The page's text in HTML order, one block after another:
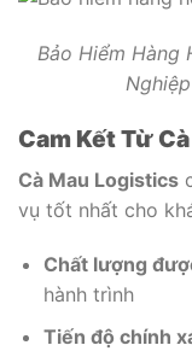
Bảo Hiểm Hàng
Cam Kết Từ
Cà Mau Logistics
vụ tốt nhất cho
Chất lượng
hành trình
Tiến độ chính